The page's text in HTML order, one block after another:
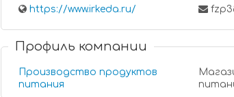
https://www.irkeda.ru/
Профиль компании
Производство продуктов
питания